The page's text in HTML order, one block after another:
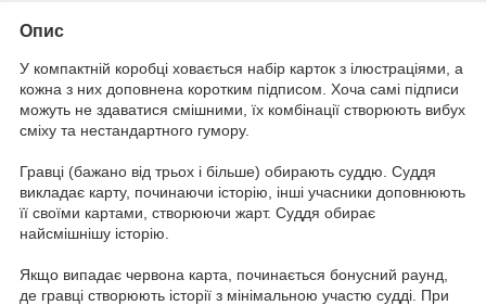
Опис
У компактній коробці ховається набір карток з ілюстраціями, а
кожна з них доповнена коротким підписом. Хоча самі підписи
можуть не здаватися смішними, їх комбінації створюють вибух
сміху та нестандартного гумору.
Гравці (бажано від трьох і більше) обирають суддю. Суддя
викладає карту, починаючи історію, інші учасники доповнюють
її своїми картами, створюючи жарт. Суддя обирає
найсмішнішу історію.
Якщо випадає червона карта, починається бонусний раунд,
де гравці створюють історії з мінімальною участю судді. При